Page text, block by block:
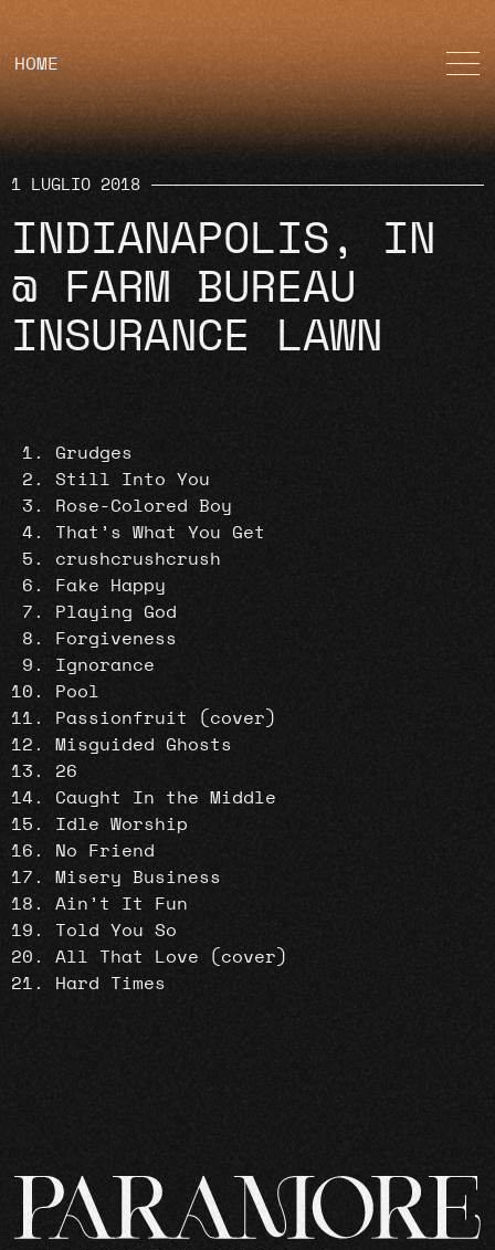
HOME
Grudges
Still Into You
Rose-Colored Boy
That’s What You Get
crushcrushcrush
Fake Happy
Playing God
Forgiveness
Ignorance
Pool
Passionfruit (cover)
Misguided Ghosts
26
Caught In the Middle
Idle Worship
No Friend
Misery Business
Ain’t It Fun
Told You So
All That Love (cover)
Hard Times
1 LUGLIO 2018
INDIANAPOLIS, IN
@ FARM BUREAU
INSURANCE LAWN